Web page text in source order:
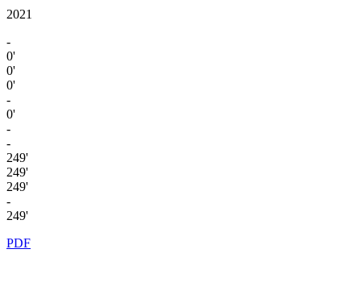
2021
-
0'
0'
0'
-
0'
-
-
249'
249'
249'
-
249'
PDF